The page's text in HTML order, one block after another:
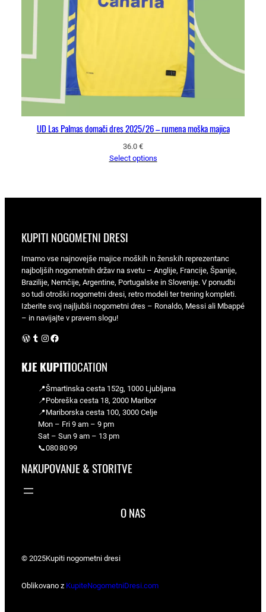
UD Las Palmas domači dres 2025/26 – rumena moška majica
36.0 €
Select options
KUPITI NOGOMETNI DRESI
Imamo vse najnovejše majice moških in ženskih reprezentanc
najboljših nogometnih držav na svetu – Anglije, Francije, Španije,
Brazilije, Nemčije, Argentine, Portugalske in Slovenije. V ponudbi
so tudi otroški nogometni dresi, retro modeli ter trening kompleti.
Izberite svoj najljubši nogometni dres – Ronaldo, Messi ali Mbappé
– in navijajte v pravem slogu!
WordPress Instagram Facebook
KJE KUPITIOCATION
📍Šmartinska cesta 152g, 1000 Ljubljana
📍Pobreška cesta 18, 2000 Maribor
📍Mariborska cesta 100, 3000 Celje
Mon – Fri 9 am – 9 pm
Sat – Sun 9 am – 13 pm
📞080 80 99
NAKUPOVANJE & STORITVE
O NAS
© 2025Kupiti nogometni dresi
Oblikovano z KupiteNogometniDresi.com